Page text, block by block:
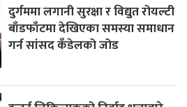
दुर्गममा लगानी सुरक्षा र विद्युत रोयल्टी
बाँडफाँटमा देखिएका समस्या समाधान
गर्न सांसद कँडेलको जोड